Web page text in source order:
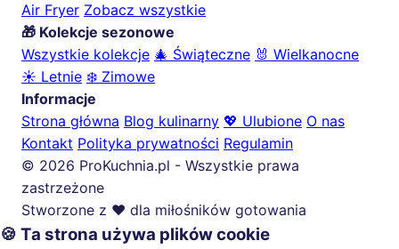
Air Fryer Zobacz wszystkie
🎁 Kolekcje sezonowe
Wszystkie kolekcje 🎄 Świąteczne 🐰 Wielkanocne
☀️ Letnie ❄️ Zimowe
Informacje
Strona główna Blog kulinarny 💖 Ulubione O nas
Kontakt Polityka prywatności Regulamin
© 2026 ProKuchnia.pl - Wszystkie prawa
zastrzeżone
Stworzone z ❤️ dla miłośników gotowania
🍪 Ta strona używa plików cookie